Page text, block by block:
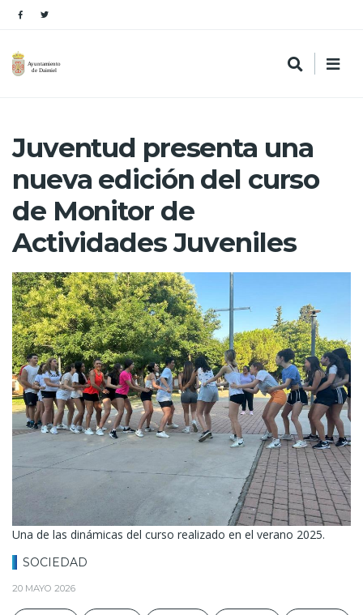
Juventud presenta una
nueva edición del curso
de Monitor de
Actividades Juveniles
Una de las dinámicas del curso realizado en el verano 2025.
SOCIEDAD
20 MAYO 2026